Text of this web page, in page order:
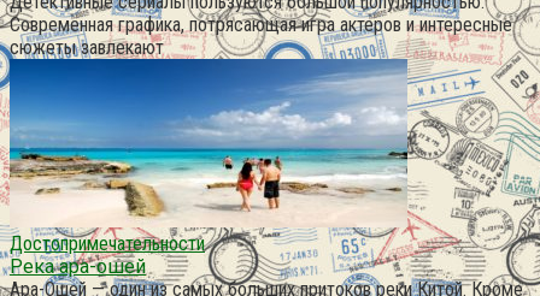
Современная графика, потрясающая игра актеров и интересные
сюжеты завлекают
Достопримечательности
Река ара-ошей
Ара-Ошей — один из самых больших притоков реки Китой. Кроме